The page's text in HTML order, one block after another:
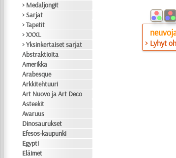
> Medaljongit
> Sarjat
> Tapetit
> XXXL
> Yksinkertaiset sarjat
Abstraktioita
Amerikka
Arabesque
Arkkitehtuuri
Art Nuovo ja Art Deco
Asteekit
Avaruus
Dinosaurukset
Efesos-kaupunki
Egypti
Eläimet
> Lyhyt